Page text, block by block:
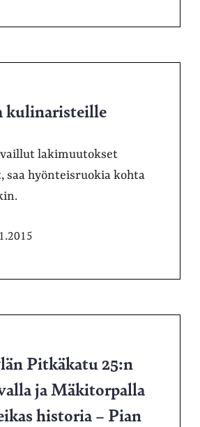
kulinaristeille
lakimuutokset
saa hyönteisruokia kohta
Pitkäkatu 25:n
ja Mäkitorpalla
historia – Pian